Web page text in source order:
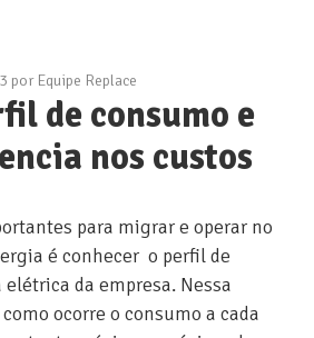
por Equipe Replace
de consumo e
nos custos
para migrar e operar no
é conhecer o perfil de
da empresa. Nessa
ocorre o consumo a cada